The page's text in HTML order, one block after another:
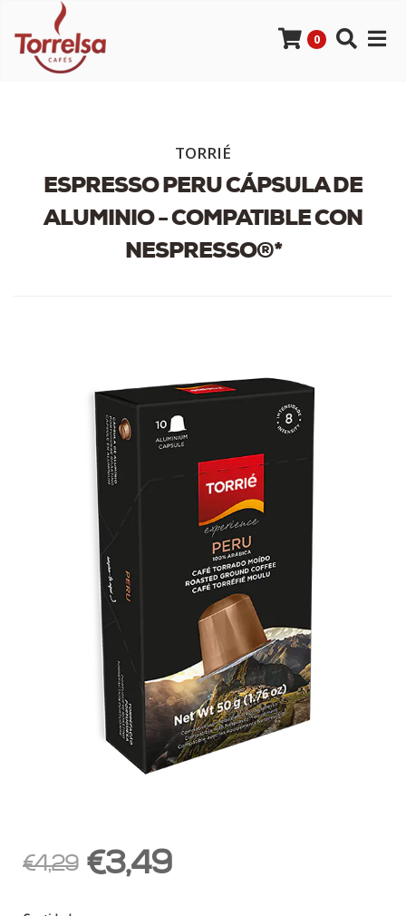
0
TORRIÉ
ESPRESSO PERU CÁPSULA DE
ALUMINIO - COMPATIBLE CON
NESPRESSO®*
€4,29 €3,49